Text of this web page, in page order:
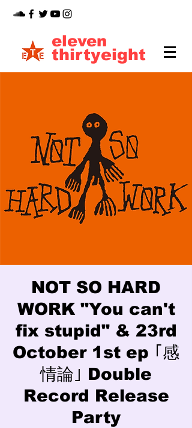
thirtyeight
eleven
NOT SO HARD
WORK "You can't
fix stupid" & 23rd
October 1st ep ｢感
情論｣ Double
Record Release
Party